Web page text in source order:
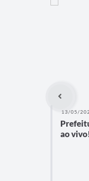
13/05/
ao